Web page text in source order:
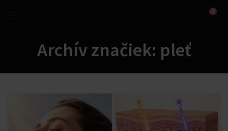
0
Archív značiek: pleť